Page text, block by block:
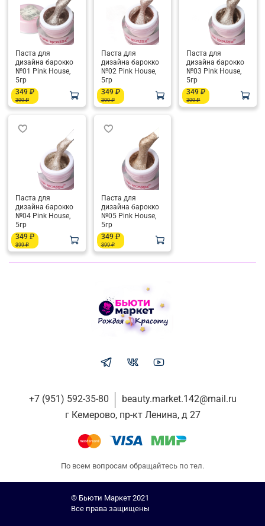
Паста для
дизайна барокко
№01 Pink House,
5гр
349 ₽
399 ₽
Паста для
дизайна барокко
№02 Pink House,
5гр
349 ₽
399 ₽
Паста для
дизайна барокко
№03 Pink House,
5гр
349 ₽
399 ₽
Паста для
дизайна барокко
№04 Pink House,
5гр
349 ₽
399 ₽
Паста для
дизайна барокко
№05 Pink House,
5гр
349 ₽
399 ₽
+7 (951) 592-35-80
beauty.market.142@mail.ru
г Кемерово, пр-кт Ленина, д 27
По всем вопросам обращайтесь по тел.
© Бьюти Маркет 2021
Все права защищены